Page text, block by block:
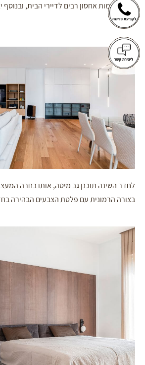
יצרו מקומות אחסון רבים לדיירי הבית, ובנוסף
בחלל.
לחדר השינה תוכנן גב מיטה, אותו בחרה
בצורה הרמונית עם פלטת הצבעים הבהירה